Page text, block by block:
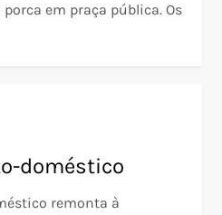
em praça pública. Os
doméstico
remonta à